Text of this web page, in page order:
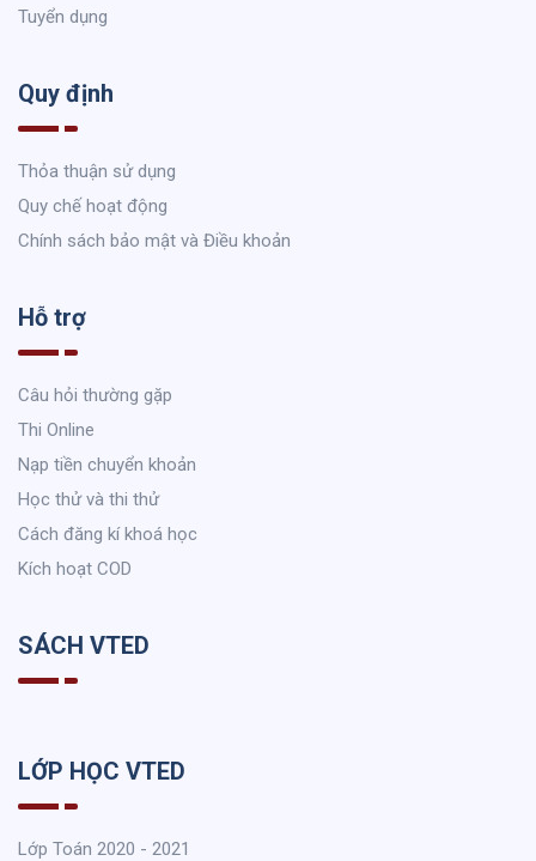
Tuyển dụng
Quy định
Thỏa thuận sử dụng
Quy chế hoạt động
Chính sách bảo mật và Điều khoản
Hỗ trợ
Câu hỏi thường gặp
Thi Online
Nạp tiền chuyển khoản
Học thử và thi thử
Cách đăng kí khoá học
Kích hoạt COD
SÁCH VTED
LỚP HỌC VTED
Lớp Toán 2020 - 2021